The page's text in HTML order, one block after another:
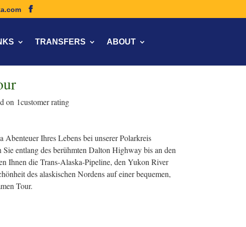
TRANSFERS ABOUT
on 1customer rating
Abenteuer Ihres Lebens bei unserer Polarkreis
entlang des berühmten Dalton Highway bis an den
Ihnen die Trans-Alaska-Pipeline, den Yukon River
des alaskischen Nordens auf einer bequemen,
Tour.